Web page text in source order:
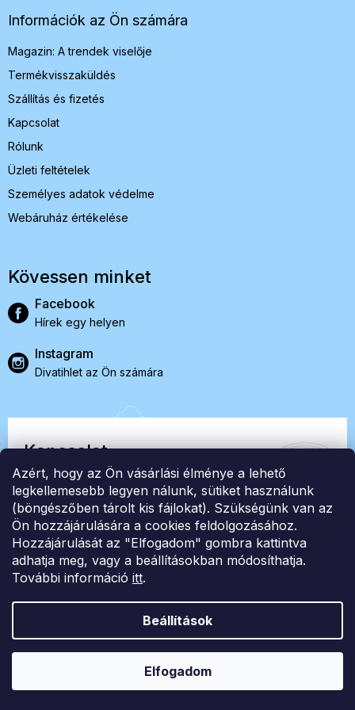
Azért, hogy az Ön vásárlási élménye a lehető
legkellemesebb legyen nálunk, sütiket használunk
(böngészőben tárolt kis fájlokat). Szükségünk van az
Ön hozzájárulására a cookies feldolgozásához.
Hozzájárulását az "Elfogadom" gombra kattintva
adhatja meg, vagy a beállításokban módosíthatja.
További információ itt.
Beállítások
Elfogadom
Információk az Ön számára
Magazin: A trendek viselője
Termékvisszaküldés
Szállítás és fizetés
Kapcsolat
Rólunk
Üzleti feltételek
Személyes adatok védelme
Webáruház értékelése
Kövessen minket
Facebook
Hírek egy helyen
Instagram
Divatihlet az Ön számára
Kapcsolat
EasyStock s.r.o.
ID: 07727402, Adószám: CZ07727402
info@londonclub.hu
London Club